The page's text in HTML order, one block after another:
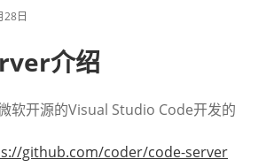
28日
介绍
软开源的Visual Studio Code开发的
github.com/coder/code-server